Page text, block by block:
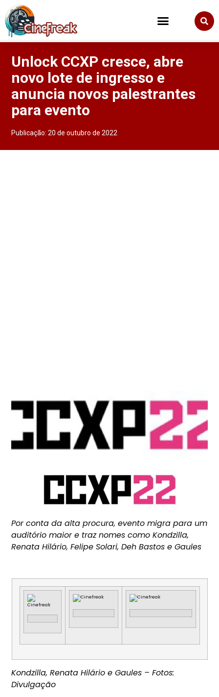
Unlock CCXP cresce, abre
novo lote de ingresso e
anuncia novos palestrantes
para evento
Publicação:20 de outubro de 2022
Por conta da alta procura, evento migra para um
auditório maior e traz nomes como Kondzilla,
Renata Hilário, Felipe Solari, Deh Bastos e Gaules
Kondzilla, Renata Hilário e Gaules – Fotos:
Divulgação